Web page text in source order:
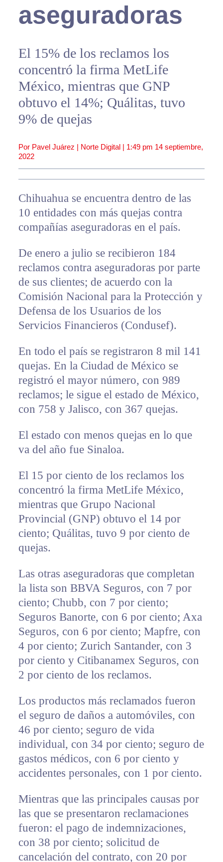
aseguradoras
El 15% de los reclamos los
concentró la firma MetLife
México, mientras que GNP
obtuvo el 14%; Quálitas, tuvo
9% de quejas
Por Pavel Juárez | Norte Digital | 1:49 pm 14 septiembre,
2022
Chihuahua se encuentra dentro de las
10 entidades con más quejas contra
compañías aseguradoras en el país.
De enero a julio se recibieron 184
reclamos contra aseguradoras por parte
de sus clientes; de acuerdo con la
Comisión Nacional para la Protección y
Defensa de los Usuarios de los
Servicios Financieros (Condusef).
En todo el país se registraron 8 mil 141
quejas. En la Ciudad de México se
registró el mayor número, con 989
reclamos; le sigue el estado de México,
con 758 y Jalisco, con 367 quejas.
El estado con menos quejas en lo que
va del año fue Sinaloa.
El 15 por ciento de los reclamos los
concentró la firma MetLife México,
mientras que Grupo Nacional
Provincial (GNP) obtuvo el 14 por
ciento; Quálitas, tuvo 9 por ciento de
quejas.
Las otras aseguradoras que completan
la lista son BBVA Seguros, con 7 por
ciento; Chubb, con 7 por ciento;
Seguros Banorte, con 6 por ciento; Axa
Seguros, con 6 por ciento; Mapfre, con
4 por ciento; Zurich Santander, con 3
por ciento y Citibanamex Seguros, con
2 por ciento de los reclamos.
Los productos más reclamados fueron
el seguro de daños a automóviles, con
46 por ciento; seguro de vida
individual, con 34 por ciento; seguro de
gastos médicos, con 6 por ciento y
accidentes personales, con 1 por ciento.
Mientras que las principales causas por
las que se presentaron reclamaciones
fueron: el pago de indemnizaciones,
con 38 por ciento; solicitud de
cancelación del contrato, con 20 por